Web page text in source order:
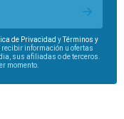
de Privacidad y
Términos y
recibir información u ofertas
sus afiliadas o de terceros.
momento.